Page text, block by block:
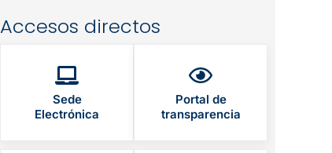
Accesos directos
Sede
Electrónica
Portal de
transparencia